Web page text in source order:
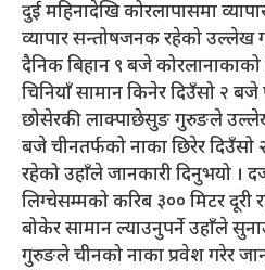
दुई महिनादेखि कोरलापासमा
व्यापार सन्तोषजनक रहेको उल्लेख
दैनिक बिहान ९ बजे कोरलानाकाको
चिनियाँ सामान किनेर दिउँसो २
छोसेरकी लाक्पाछेसुङ गुरुङले उल्लेख
बजे चीनतर्फको नाका छिरेर दिउँसो
रहेको उहाँले जानकारी दिनुभयो ।
लिग्चेसम्मको करिब ३०० मिटर
बोकेर सामान ल्याउनुपर्ने उहाँले
गुरुङले चीनको नाका प्रवेश गरेर